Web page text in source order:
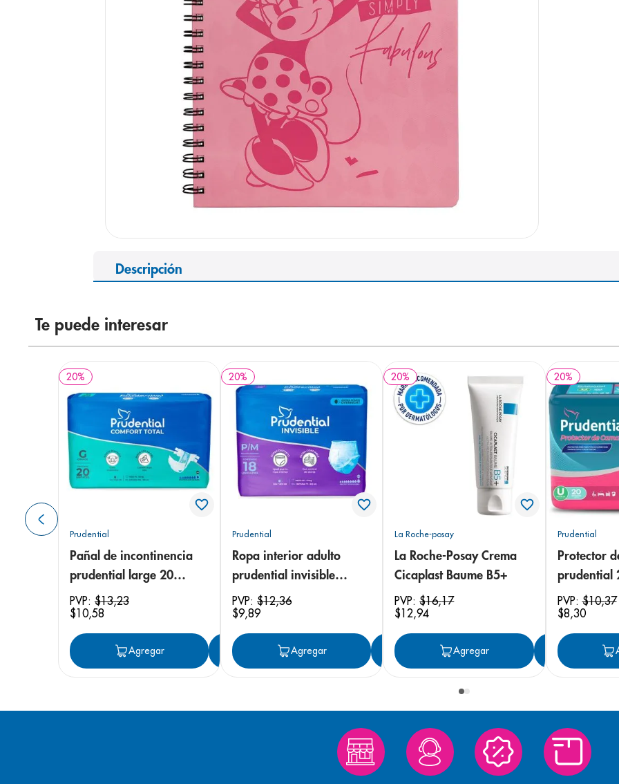
Descripción
Te puede interesar
20%
Prudential
Pañal de incontinencia
prudential large 20
unidades
PVP: $13,23
$10,58
Agregar Agregar
20%
Prudential
Ropa interior adulto
prudential invisible
small/medium 18
unidades
PVP:$12,36
$9,89
Agregar Agregar
20%
La Roche-posay
La Roche-Posay Crema
Cicaplast Baume B5+
PVP:$16,17
$12,94
Agregar
20%
Prudential
Protector
prudential
PVP:$10,37
$8,30
9. pediasure
10 panolini